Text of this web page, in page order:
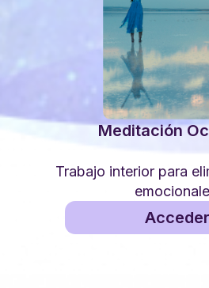
Meditación
Trabajo interior para
Acceder